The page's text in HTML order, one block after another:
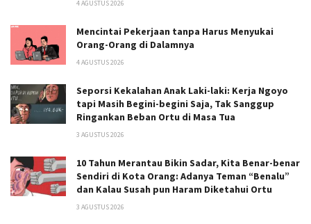
4 AGUSTUS 2026
Mencintai Pekerjaan tanpa Harus Menyukai
Orang-Orang di Dalamnya
4 AGUSTUS 2026
Seporsi Kekalahan Anak Laki-laki: Kerja Ngoyo
tapi Masih Begini-begini Saja, Tak Sanggup
Ringankan Beban Ortu di Masa Tua
3 AGUSTUS 2026
10 Tahun Merantau Bikin Sadar, Kita Benar-benar
Sendiri di Kota Orang: Adanya Teman “Benalu”
dan Kalau Susah pun Haram Diketahui Ortu
3 AGUSTUS 2026